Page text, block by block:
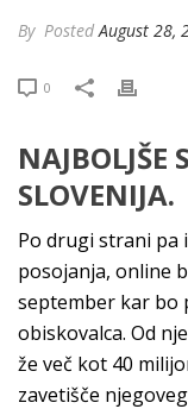
By PostedAugust 28,
0
NAJBOLJŠE
SLOVENIJA.
Po drugi strani pa
posojanja, online
september kar bo
obiskovalca. Od
že več kot 40
zavetišče